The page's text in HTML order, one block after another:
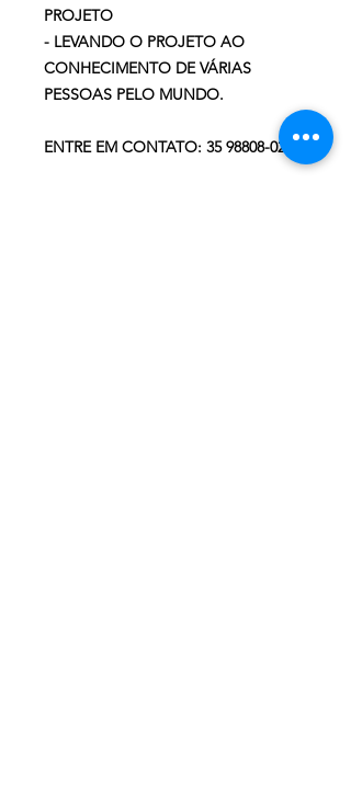
PROJETO
- LEVANDO O PROJETO AO
CONHECIMENTO DE VÁRIAS
PESSOAS PELO MUNDO.
ENTRE EM CONTATO: 35 98808-0200